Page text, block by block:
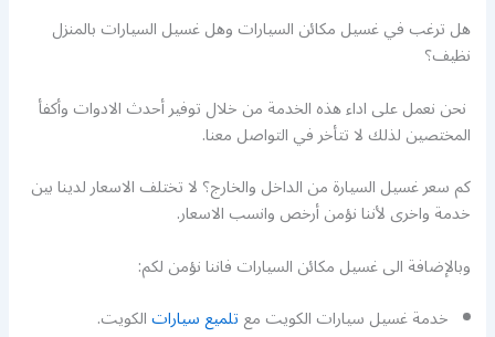
هل ترغب في غسيل مكائن السيارات وهل غسيل السيارات بالمنزل
نظيف؟
نحن نعمل على اداء هذه الخدمة من خلال توفير أحدث الادوات وأكفأ
المختصين لذلك لا تتأخر في التواصل معنا.
كم سعر غسيل السيارة من الداخل والخارج؟ لا تختلف الاسعار لدينا بين
خدمة واخرى لأننا نؤمن أرخص وانسب الاسعار.
وبالإضافة الى غسيل مكائن السيارات فاننا نؤمن لكم:
خدمة غسيل سيارات الكويت معتلميع سياراتالكويت.